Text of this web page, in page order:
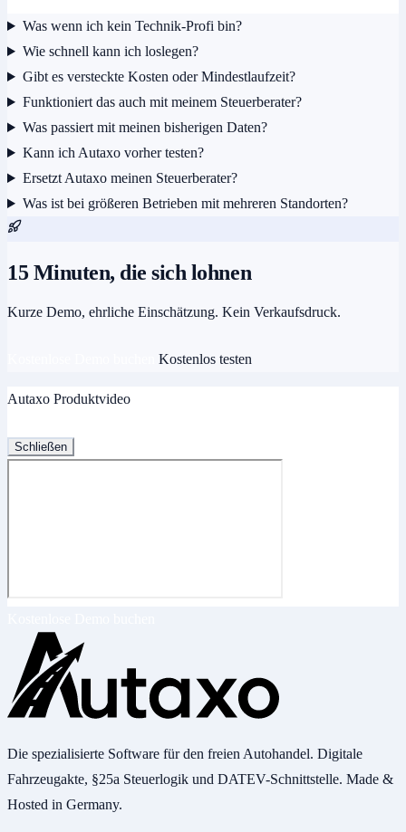
Was wenn ich kein Technik-Profi bin?
Wie schnell kann ich loslegen?
Gibt es versteckte Kosten oder Mindestlaufzeit?
Funktioniert das auch mit meinem Steuerberater?
Was passiert mit meinen bisherigen Daten?
Kann ich Autaxo vorher testen?
Ersetzt Autaxo meinen Steuerberater?
Was ist bei größeren Betrieben mit mehreren Standorten?
15 Minuten, die sich lohnen
Kurze Demo, ehrliche Einschätzung. Kein Verkaufsdruck.
Kostenlos testen
Autaxo Produktvideo
Schließen
Die spezialisierte Software für den freien Autohandel. Digitale
Fahrzeugakte, §25a Steuerlogik und DATEV-Schnittstelle. Made &
Hosted in Germany.